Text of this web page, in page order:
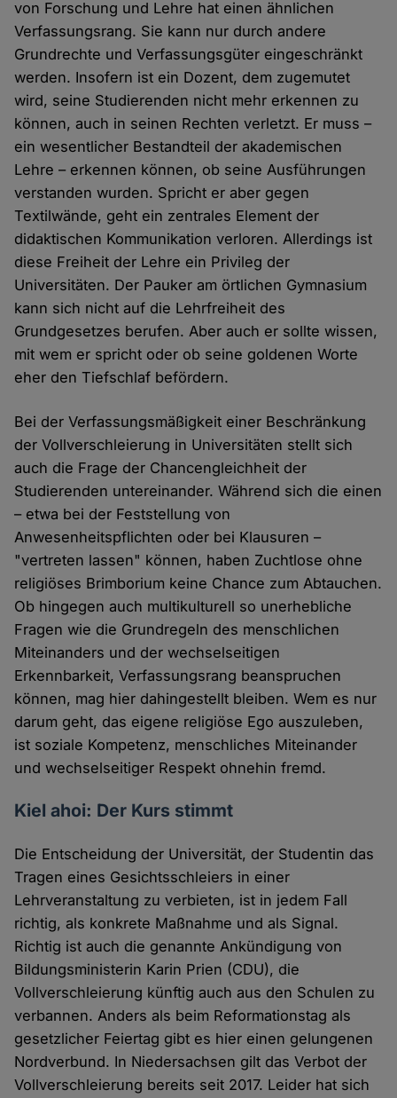
von Forschung und Lehre hat einen ähnlichen
Verfassungsrang. Sie kann nur durch andere
Grundrechte und Verfassungsgüter eingeschränkt
werden. Insofern ist ein Dozent, dem zugemutet
wird, seine Studierenden nicht mehr erkennen zu
können, auch in seinen Rechten verletzt. Er muss –
ein wesentlicher Bestandteil der akademischen
Lehre – erkennen können, ob seine Ausführungen
verstanden wurden. Spricht er aber gegen
Textilwände, geht ein zentrales Element der
didaktischen Kommunikation verloren. Allerdings ist
diese Freiheit der Lehre ein Privileg der
Universitäten. Der Pauker am örtlichen Gymnasium
kann sich nicht auf die Lehrfreiheit des
Grundgesetzes berufen. Aber auch er sollte wissen,
mit wem er spricht oder ob seine goldenen Worte
eher den Tiefschlaf befördern.
Bei der Verfassungsmäßigkeit einer Beschränkung
der Vollverschleierung in Universitäten stellt sich
auch die Frage der Chancengleichheit der
Studierenden untereinander. Während sich die einen
– etwa bei der Feststellung von
Anwesenheitspflichten oder bei Klausuren –
"vertreten lassen" können, haben Zuchtlose ohne
religiöses Brimborium keine Chance zum Abtauchen.
Ob hingegen auch multikulturell so unerhebliche
Fragen wie die Grundregeln des menschlichen
Miteinanders und der wechselseitigen
Erkennbarkeit, Verfassungsrang beanspruchen
können, mag hier dahingestellt bleiben. Wem es nur
darum geht, das eigene religiöse Ego auszuleben,
ist soziale Kompetenz, menschliches Miteinander
und wechselseitiger Respekt ohnehin fremd.
Kiel ahoi: Der Kurs stimmt
Die Entscheidung der Universität, der Studentin das
Tragen eines Gesichtsschleiers in einer
Lehrveranstaltung zu verbieten, ist in jedem Fall
richtig, als konkrete Maßnahme und als Signal.
Richtig ist auch die genannte Ankündigung von
Bildungsministerin Karin Prien (CDU), die
Vollverschleierung künftig auch aus den Schulen zu
verbannen. Anders als beim Reformationstag als
gesetzlicher Feiertag gibt es hier einen gelungenen
Nordverbund. In Niedersachsen gilt das Verbot der
Vollverschleierung bereits seit 2017. Leider hat sich